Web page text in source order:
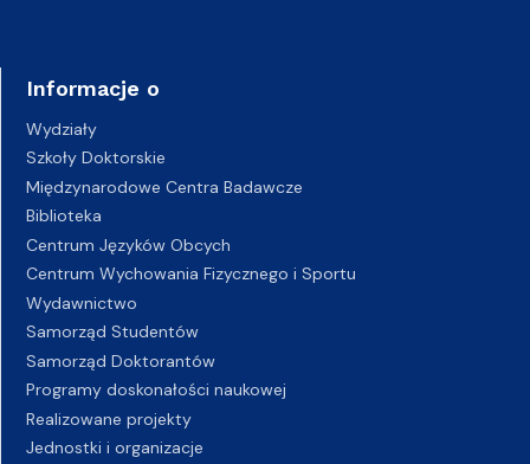
Informacje o
Wydziały
Szkoły Doktorskie
Międzynarodowe Centra Badawcze
Biblioteka
Centrum Języków Obcych
Centrum Wychowania Fizycznego i Sportu
Wydawnictwo
Samorząd Studentów
Samorząd Doktorantów
Programy doskonałości naukowej
Realizowane projekty
Jednostki i organizacje